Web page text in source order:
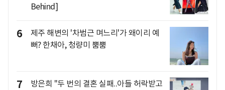
Behind]
6
제주 해변의 '차범근 며느리'가 왜이리 예
뻐? 한채아, 청량미 뿜뿜
7
방은희 "두 번의 결혼 실패..아들 허락받고